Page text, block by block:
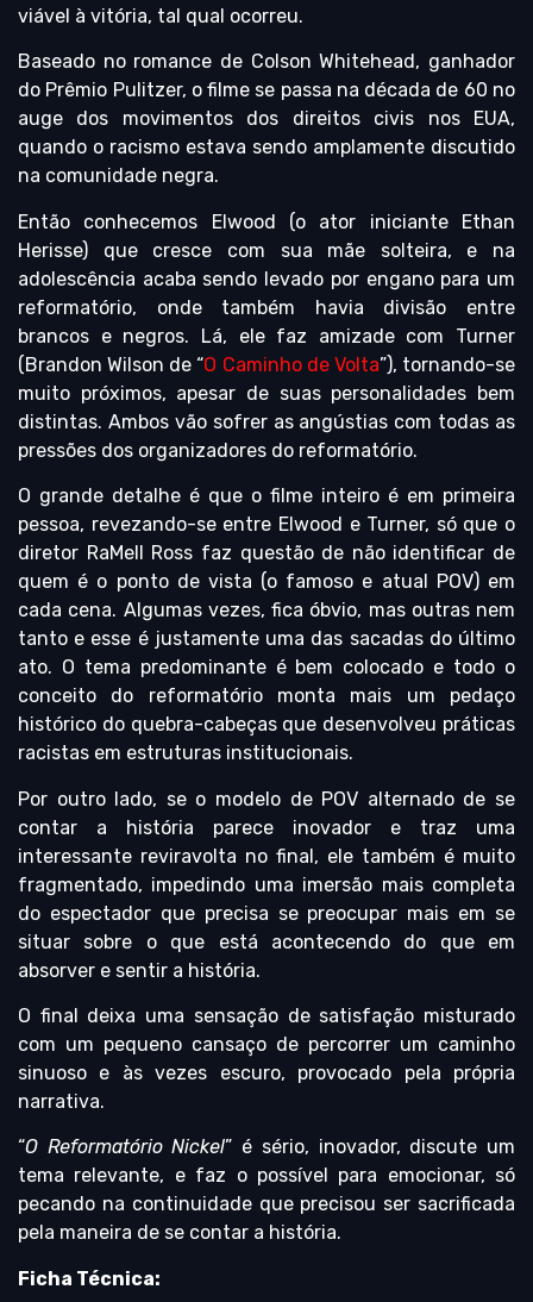
viável à vitória, tal qual ocorreu.
Baseado no romance de Colson Whitehead, ganhador
do Prêmio Pulitzer, o filme se passa na década de 60 no
auge dos movimentos dos direitos civis nos EUA,
quando o racismo estava sendo amplamente discutido
na comunidade negra.
Então conhecemos Elwood (o ator iniciante Ethan
Herisse) que cresce com sua mãe solteira, e na
adolescência acaba sendo levado por engano para um
reformatório, onde também havia divisão entre
brancos e negros. Lá, ele faz amizade com Turner
(Brandon Wilson de “O Caminho de Volta”), tornando-se
muito próximos, apesar de suas personalidades bem
distintas. Ambos vão sofrer as angústias com todas as
pressões dos organizadores do reformatório.
O grande detalhe é que o filme inteiro é em primeira
pessoa, revezando-se entre Elwood e Turner, só que o
diretor RaMell Ross faz questão de não identificar de
quem é o ponto de vista (o famoso e atual POV) em
cada cena. Algumas vezes, fica óbvio, mas outras nem
tanto e esse é justamente uma das sacadas do último
ato. O tema predominante é bem colocado e todo o
conceito do reformatório monta mais um pedaço
histórico do quebra-cabeças que desenvolveu práticas
racistas em estruturas institucionais.
Por outro lado, se o modelo de POV alternado de se
contar a história parece inovador e traz uma
interessante reviravolta no final, ele também é muito
fragmentado, impedindo uma imersão mais completa
do espectador que precisa se preocupar mais em se
situar sobre o que está acontecendo do que em
absorver e sentir a história.
O final deixa uma sensação de satisfação misturado
com um pequeno cansaço de percorrer um caminho
sinuoso e às vezes escuro, provocado pela própria
narrativa.
“O Reformatório Nickel” é sério, inovador, discute um
tema relevante, e faz o possível para emocionar, só
pecando na continuidade que precisou ser sacrificada
pela maneira de se contar a história.
Ficha Técnica: